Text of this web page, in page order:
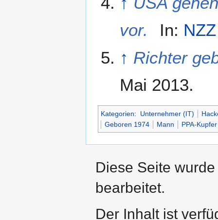
vor.
In: NZZ
↑ Richter
Mai 2013.
Kategorien: Unternehmer (IT)
Geboren 1974
Mann PPA-Kupfer
Diese Seite
bearbeitet.
Der Inhalt ist